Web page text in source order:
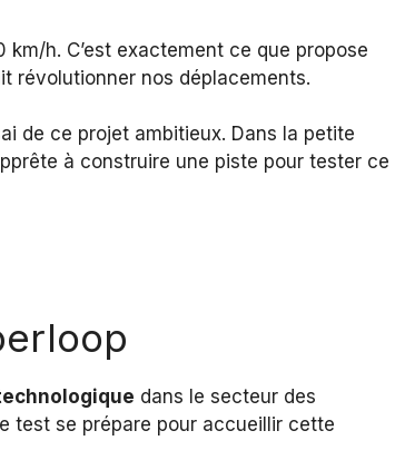
h. C’est exactement ce que propose
révolutionner nos déplacements.
de ce projet ambitieux. Dans la petite
à construire une piste pour tester ce
dans le secteur des
test se prépare pour accueillir cette